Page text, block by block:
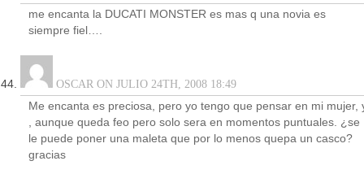
me encanta la DUCATI MONSTER es mas q una novia es
siempre fiel….
OSCAR ON JULIO 24TH, 2008 18:49
Me encanta es preciosa, pero yo tengo que pensar en mi mujer,
, aunque queda feo pero solo sera en momentos puntuales. ¿se
le puede poner una maleta que por lo menos quepa un casco?
gracias